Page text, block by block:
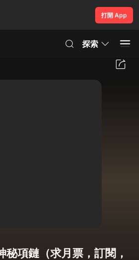
打開 App
探索
秘項鏈（求月票，訂閱，